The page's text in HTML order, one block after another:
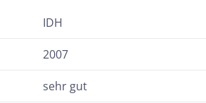
IDH
2007
sehr gut